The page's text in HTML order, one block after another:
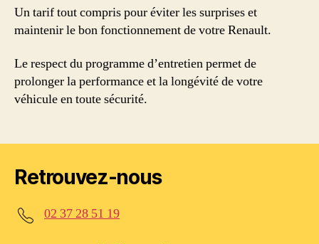
Un tarif tout compris pour éviter les surprises et
maintenir le bon fonctionnement de votre Renault.
Le respect du programme d’entretien permet de
prolonger la performance et la longévité de votre
véhicule en toute sécurité.
Retrouvez-nous
02 37 28 51 19